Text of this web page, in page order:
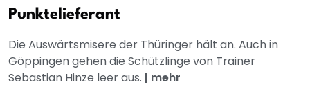
Punktelieferant
Die Auswärtsmisere der Thüringer hält an. Auch in
Göppingen gehen die Schützlinge von Trainer
Sebastian Hinze leer aus. | mehr